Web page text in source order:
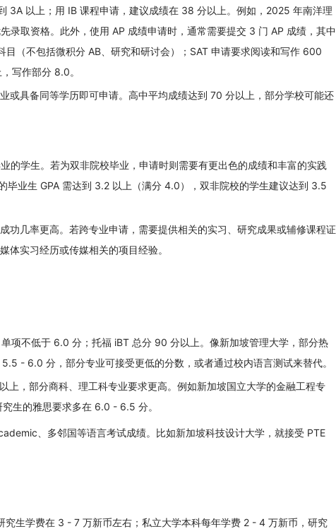
3A 以上；用 IB 课程申请，建议成绩在 38 分以上。例如，2025 年南洋理
录取资格。此外，使用 AP 成绩申请时，通常需要提交 3 门 AP 成绩，其中
（不包括微积分 AB、研究和研讨会）；SAT 申请要求阅读和写作 600
写作部分 8.0。
或具备同等学历即可申请。高中平均成绩达到 70 分以上，部分学校可能还
的学生。若为双非院校毕业，申请时则需要有更出色的成绩和丰富的实践
业生 GPA 需达到 3.2 以上（满分 4.0），双非院校的学生建议达到 3.5
功几率更高。若跨专业申请，需要提供相关的实习、研究成果或辅修课程证
体实习经历或传媒相关的项目经验。
项不低于 6.0 分；托福 iBT 总分 90 分以上。像新加坡管理大学，部分热
- 6.0 分，部分专业可接受更低的分数，或者通过校内语言测试来替代。
上，部分商科、理工科专业要求更高。例如新加坡国立大学的金融工程专
生的雅思要求多在 6.0 - 6.5 分。
、多邻国等语言考试成绩。比如新加坡科技设计大学，就接受 PTE
生学费在 3 - 7 万新币左右；私立大学本科每年学费 2 - 4 万新币，研究